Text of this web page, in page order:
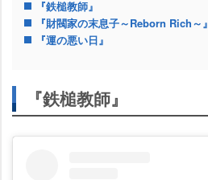
『鉄槌教師』
『財閥家の末息子～Reborn Rich～』
『運の悪い日』
『鉄槌教師』